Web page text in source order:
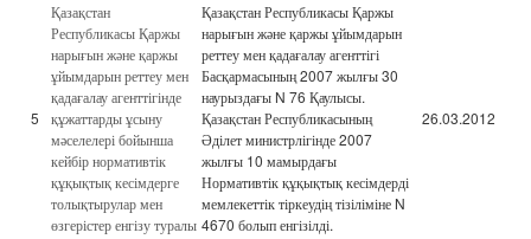
5
Қазақстан
Республикасы Қаржы
нарығын және қаржы
ұйымдарын реттеу мен
қадағалау агенттігінде
құжаттарды ұсыну
мәселелері бойынша
кейбір нормативтік
құқықтық кесімдерге
толықтырулар мен
өзгерістер енгізу туралы
Қазақстан Республикасы Қаржы
нарығын және қаржы ұйымдарын
реттеу мен қадағалау агенттігі
Басқармасының 2007 жылғы 30
наурыздағы N 76 Қаулысы.
Қазақстан Республикасының
Әділет министрлігінде 2007
жылғы 10 мамырдағы
Нормативтік құқықтық кесімдерді
мемлекеттік тіркеудің тізіліміне N
4670 болып енгізілді.
26.03.2012